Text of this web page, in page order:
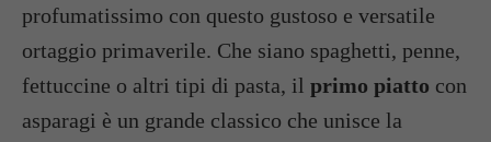
profumatissimo con questo gustoso e versatile
ortaggio primaverile. Che siano spaghetti, penne,
fettuccine o altri tipi di pasta, il primo piatto con
asparagi è un grande classico che unisce la